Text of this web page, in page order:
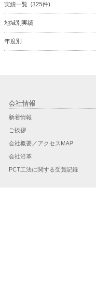
実績一覧 (325件)
地域別実績
年度別
会社情報
新着情報
ご挨拶
会社概要／アクセスMAP
会社沿革
PCT工法に関する受賞記録